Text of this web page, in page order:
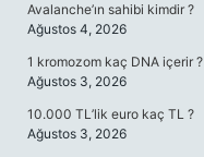
Avalanche’ın sahibi kimdir ?
Ağustos 4, 2026
1 kromozom kaç DNA içerir ?
Ağustos 3, 2026
10.000 TL’lik euro kaç TL ?
Ağustos 3, 2026